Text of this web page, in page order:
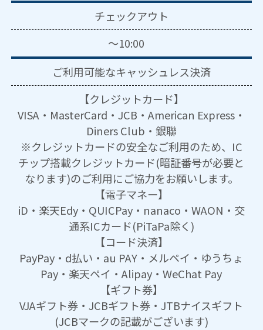
チェックアウト
～10:00
ご利用可能なキャッシュレス決済
【クレジットカード】
VISA・MasterCard・JCB・American Express・
Diners Club・銀聯
※クレジットカードの安全なご利用のため、IC
チップ搭載クレジットカード(暗証番号が必要と
なります)のご利用にご協力をお願いします。
【電子マネー】
iD・楽天Edy・QUICPay・nanaco・WAON・交
通系ICカード(PiTaPa除く)
【コード決済】
PayPay・d払い・au PAY・メルペイ・ゆうちょ
Pay・楽天ペイ・Alipay・WeChat Pay
【ギフト券】
VJAギフト券・JCBギフト券・JTBナイスギフト
(JCBマークの記載がございます)